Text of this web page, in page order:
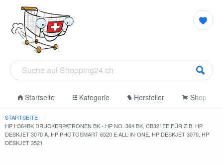
Startseite Kategorie Hersteller Shop
STARTSEITE
HP H364BK DRUCKERPATRONEN BK - HP NO. 364 BK, CB321EE FÜR Z.B. HP
DESKJET 3070 A, HP PHOTOSMART 6520 E ALL-IN-ONE, HP DESKJET 3070, HP
DESKJET 3521